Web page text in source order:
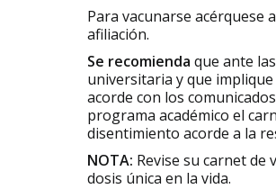
Para vacunarse acérquese
afiliación.
Se recomienda que ante
universitaria y que
acorde con los
programa académico el
disentimiento acorde a la
NOTA: Revise su carnet de
dosis única en la vida.